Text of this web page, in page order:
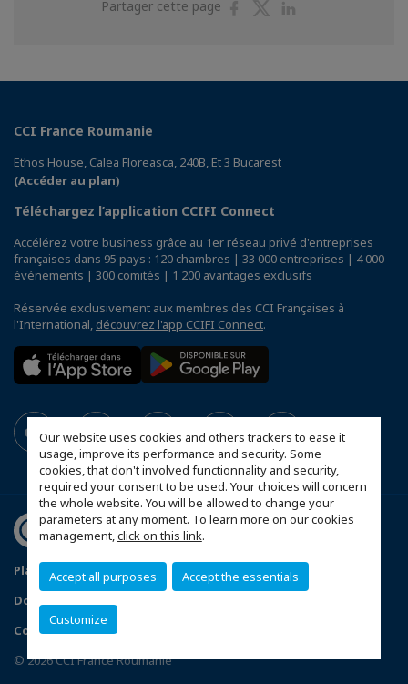
Our website uses cookies and others trackers to ease it
usage, improve its performance and security. Some
cookies, that don't involved functionnality and security,
required your consent to be used. Your choices will concern
the whole website. You will be allowed to change your
parameters at any moment. To learn more on our cookies
management,click on this link.
Accept all purposes Accept the essentials
Customize
Partager cette page
PartagerPartager
CCI France Roumanie
Ethos House, Calea Floreasca, 240B, Et 3 Bucarest
(Accéder au plan)
Téléchargez l’application CCIFI Connect
Accélérez votre business grâce au 1er réseau privé d'entreprises
françaises dans 95 pays : 120 chambres | 33 000 entreprises | 4 000
événements | 300 comités | 1 200 avantages exclusifs
Réservée exclusivement aux membres des CCI Françaises à
l'International, découvrez l'app CCIFI Connect.
Plan du site Statut CCIFER
Mentions légales
Données personnelles
Configurer vos préférences cookies
© 2026 CCI France Roumanie